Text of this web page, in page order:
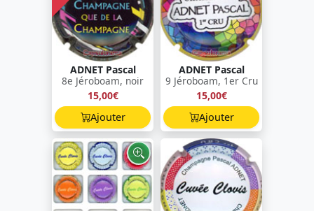
ADNET Pascal
8e Jéroboam, noir
15,00€
Ajouter
ADNET Pascal
9 Jéroboam, 1er Cru
15,00€
Ajouter